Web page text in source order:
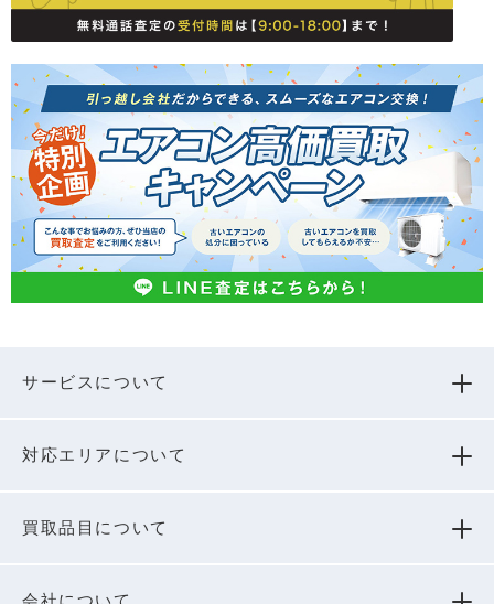
サービスについて
対応エリアについて
買取品⽬について
会社について